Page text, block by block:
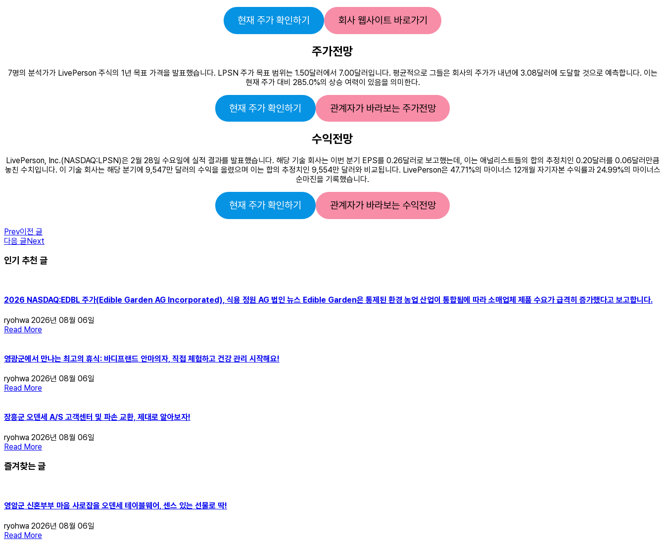
현재 주가 확인하기 회사 웹사이트 바로가기
주가전망
7명의 분석가가 LivePerson 주식의 1년 목표 가격을 발표했습니다. LPSN 주가 목표 범위는 1.50달러에서 7.00달러입니다. 평균적으로 그들은 회사의 주가가 내년에 3.08달러에 도달할 것으로 예측합니다. 이는
현재 주가 대비 285.0%의 상승 여력이 있음을 의미한다.
현재 주가 확인하기 관계자가 바라보는 주가전망
수익전망
LivePerson, Inc.(NASDAQ:LPSN)은 2월 28일 수요일에 실적 결과를 발표했습니다. 해당 기술 회사는 이번 분기 EPS를 0.26달러로 보고했는데, 이는 애널리스트들의 합의 추정치인 0.20달러를 0.06달러만큼
놓친 수치입니다. 이 기술 회사는 해당 분기에 9,547만 달러의 수익을 올렸으며 이는 합의 추정치인 9,554만 달러와 비교됩니다. LivePerson은 47.71%의 마이너스 12개월 자기자본 수익률과 24.99%의 마이너스
순마진을 기록했습니다.
현재 주가 확인하기 관계자가 바라보는 수익전망
Prev이전 글
다음 글Next
인기 추천 글
2026 NASDAQ:EDBL 주가(Edible Garden AG Incorporated), 식용 정원 AG 법인 뉴스 Edible Garden은 통제된 환경 농업 산업이 통합됨에 따라 소매업체 제품 수요가 급격히 증가했다고 보고합니다.
ryohwa 2026년 08월 06일
Read More
영광군에서 만나는 최고의 휴식: 바디프랜드 안마의자, 직접 체험하고 건강 관리 시작해요!
ryohwa 2026년 08월 06일
Read More
장흥군 오덴세 A/S 고객센터 및 파손 교환, 제대로 알아보자!
ryohwa 2026년 08월 06일
Read More
즐겨찾는 글
영암군 신혼부부 마음 사로잡을 오덴세 테이블웨어, 센스 있는 선물로 딱!
ryohwa 2026년 08월 06일
Read More